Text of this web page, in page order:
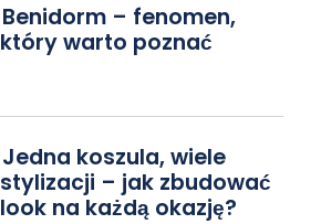
Benidorm – fenomen,
który warto poznać
Jedna koszula, wiele
stylizacji – jak zbudować
look na każdą okazję?